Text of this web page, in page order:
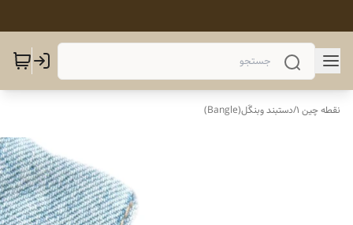
نقطه چین 1 /دستبند وبنگَل(Bangle)